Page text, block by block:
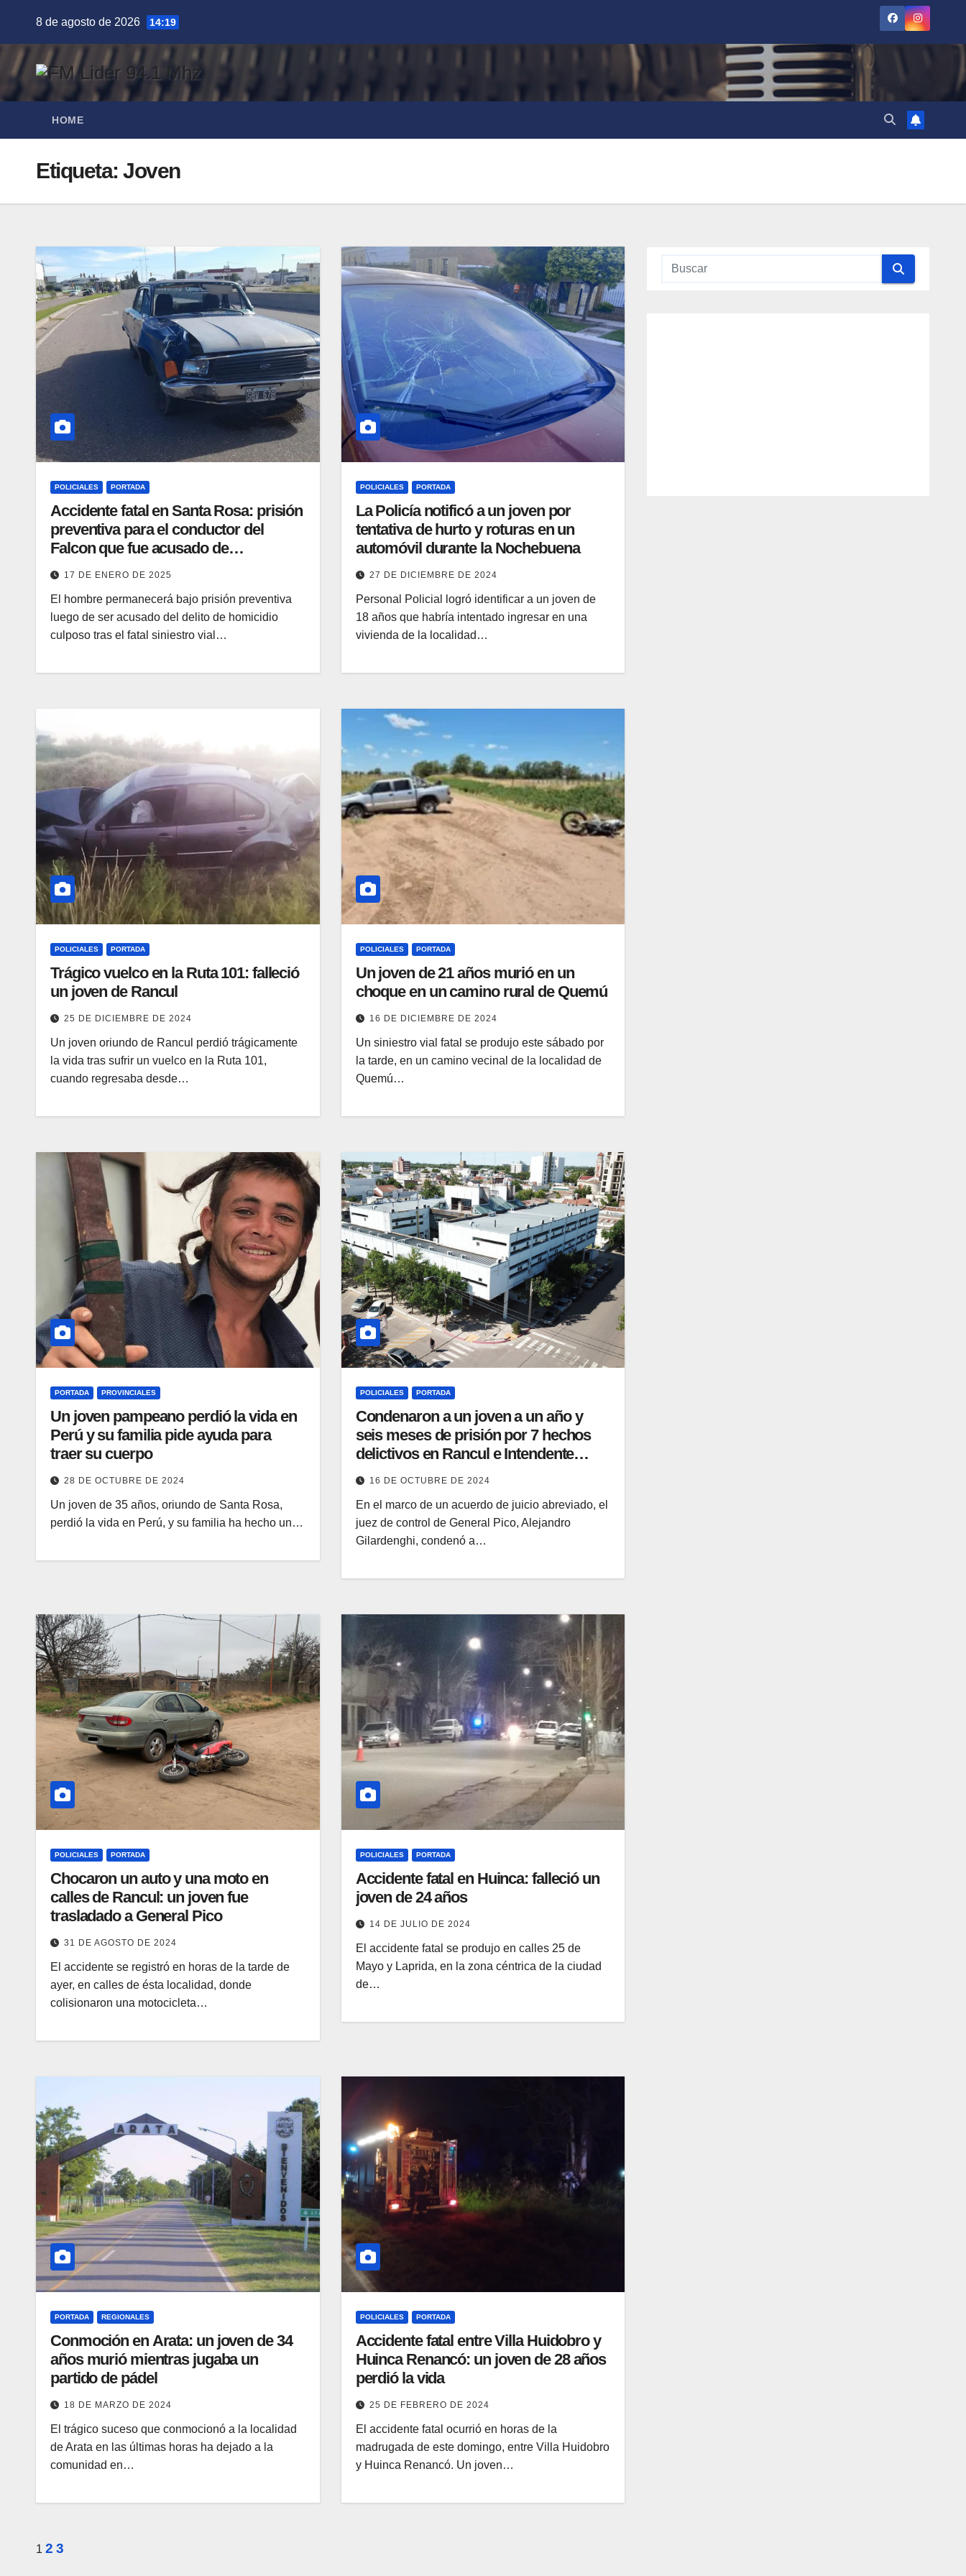
contenido
8 de agosto de 2026 14:19
HOME
Etiqueta: Joven
POLICIALES PORTADA
Accidente fatal en Santa Rosa: prisión
preventiva para el conductor del
Falcon que fue acusado de
«homicidio culposo»
17 DE ENERO DE 2025
El hombre permanecerá bajo prisión preventiva
luego de ser acusado del delito de homicidio
culposo tras el fatal siniestro vial…
POLICIALES PORTADA
La Policía notificó a un joven por
tentativa de hurto y roturas en un
automóvil durante la Nochebuena
27 DE DICIEMBRE DE 2024
Personal Policial logró identificar a un joven de
18 años que habría intentado ingresar en una
vivienda de la localidad…
POLICIALES PORTADA
Trágico vuelco en la Ruta 101: falleció
un joven de Rancul
25 DE DICIEMBRE DE 2024
Un joven oriundo de Rancul perdió trágicamente
la vida tras sufrir un vuelco en la Ruta 101,
cuando regresaba desde…
POLICIALES PORTADA
Un joven de 21 años murió en un
choque en un camino rural de Quemú
16 DE DICIEMBRE DE 2024
Un siniestro vial fatal se produjo este sábado por
la tarde, en un camino vecinal de la localidad de
Quemú…
PORTADA PROVINCIALES
Un joven pampeano perdió la vida en
Perú y su familia pide ayuda para
traer su cuerpo
28 DE OCTUBRE DE 2024
Un joven de 35 años, oriundo de Santa Rosa,
perdió la vida en Perú, y su familia ha hecho un…
POLICIALES PORTADA
Condenaron a un joven a un año y
seis meses de prisión por 7 hechos
delictivos en Rancul e Intendente
Alvear
16 DE OCTUBRE DE 2024
En el marco de un acuerdo de juicio abreviado, el
juez de control de General Pico, Alejandro
Gilardenghi, condenó a…
POLICIALES PORTADA
Chocaron un auto y una moto en
calles de Rancul: un joven fue
trasladado a General Pico
31 DE AGOSTO DE 2024
El accidente se registró en horas de la tarde de
ayer, en calles de ésta localidad, donde
colisionaron una motocicleta…
POLICIALES PORTADA
Accidente fatal en Huinca: falleció un
joven de 24 años
14 DE JULIO DE 2024
El accidente fatal se produjo en calles 25 de
Mayo y Laprida, en la zona céntrica de la ciudad
de…
PORTADA REGIONALES
Conmoción en Arata: un joven de 34
años murió mientras jugaba un
partido de pádel
18 DE MARZO DE 2024
El trágico suceso que conmocionó a la localidad
de Arata en las últimas horas ha dejado a la
comunidad en…
POLICIALES PORTADA
Accidente fatal entre Villa Huidobro y
Huinca Renancó: un joven de 28 años
perdió la vida
25 DE FEBRERO DE 2024
El accidente fatal ocurrió en horas de la
madrugada de este domingo, entre Villa Huidobro
y Huinca Renancó. Un joven…
Paginación
1 2 3